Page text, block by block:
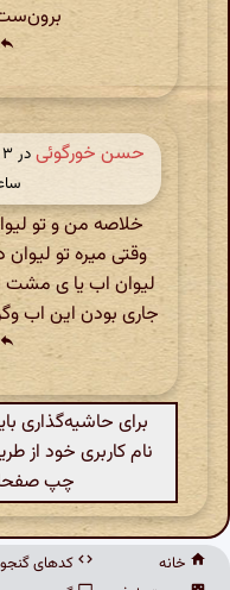
reply
حسن خورگوئی
خلاصه من و تو
وقتی میره تو
لیوان اب یا ی
جاری بودن این اب
reply
برای حاشیه‌گذاری
نام کاربری خود از
چپ
خانه
کدهای